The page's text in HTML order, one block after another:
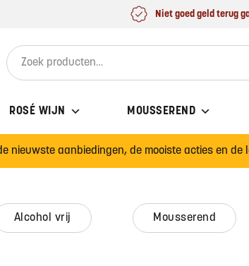
Niet goed geld terug
Search for:
ROSÉ WIJN MOUSSEREND
nieuwste aanbiedingen, de mooiste acties en de
alcohol vrij mousserend